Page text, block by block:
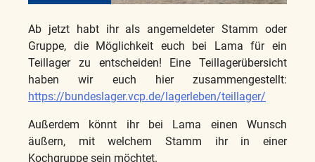
Ab jetzt habt ihr als angemeldeter Stamm oder
Gruppe, die Möglichkeit euch bei Lama für ein
Teillager zu entscheiden! Eine Teillagerübersicht
haben wir euch hier zusammengestellt:
https://bundeslager.vcp.de/lagerleben/teillager/
Außerdem könnt ihr bei Lama einen Wunsch
äußern, mit welchem Stamm ihr in einer
Kochgruppe sein möchtet.